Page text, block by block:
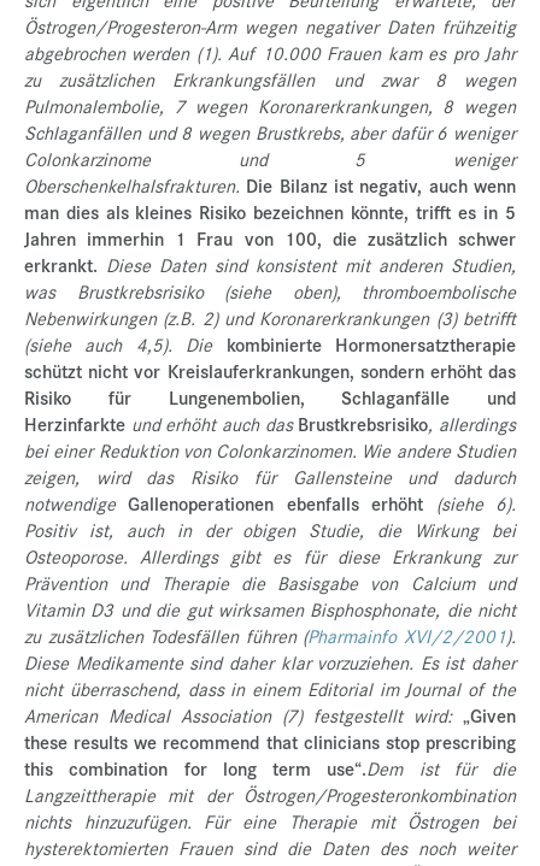
Östrogen/Progesteron-Arm wegen negativer Daten frühzeitig
abgebrochen werden (1). Auf 10.000 Frauen kam es pro Jahr
zu zusätzlichen Erkrankungsfällen und zwar 8 wegen
Pulmonalembolie, 7 wegen Koronarerkrankungen, 8 wegen
Schlaganfällen und 8 wegen Brustkrebs, aber dafür 6 weniger
Colonkarzinome und 5 weniger
Oberschenkelhalsfrakturen. Die Bilanz ist negativ, auch wenn
man dies als kleines Risiko bezeichnen könnte, trifft es in 5
Jahren immerhin 1 Frau von 100, die zusätzlich schwer
erkrankt. Diese Daten sind konsistent mit anderen Studien,
was Brustkrebsrisiko (siehe oben), thromboembolische
Nebenwirkungen (z.B. 2) und Koronarerkrankungen (3) betrifft
(siehe auch 4,5). Die kombinierte Hormonersatztherapie
schützt nicht vor Kreislauferkrankungen, sondern erhöht das
Risiko für Lungenembolien, Schlaganfälle und
Herzinfarkte und erhöht auch dasBrustkrebsrisiko, allerdings
bei einer Reduktion von Colonkarzinomen. Wie andere Studien
zeigen, wird das Risiko für Gallensteine und dadurch
notwendigeGallenoperationen ebenfalls erhöht (siehe 6).
Positiv ist, auch in der obigen Studie, die Wirkung bei
Osteoporose. Allerdings gibt es für diese Erkrankung zur
Prävention und Therapie die Basisgabe von Calcium und
Vitamin D3 und die gut wirksamen Bisphosphonate, die nicht
zu zusätzlichen Todesfällen führen (Pharmainfo XVI/2/2001).
Diese Medikamente sind daher klar vorzuziehen. Es ist daher
nicht überraschend, dass in einem Editorial im Journal of the
American Medical Association (7) festgestellt wird: „Given
these results we recommend that clinicians stop prescribing
this combination for long term use“.Dem ist für die
Langzeittherapie mit der Östrogen/Progesteronkombination
nichts hinzuzufügen. Für eine Therapie mit Östrogen bei
hysterektomierten Frauen sind die Daten des noch weiter